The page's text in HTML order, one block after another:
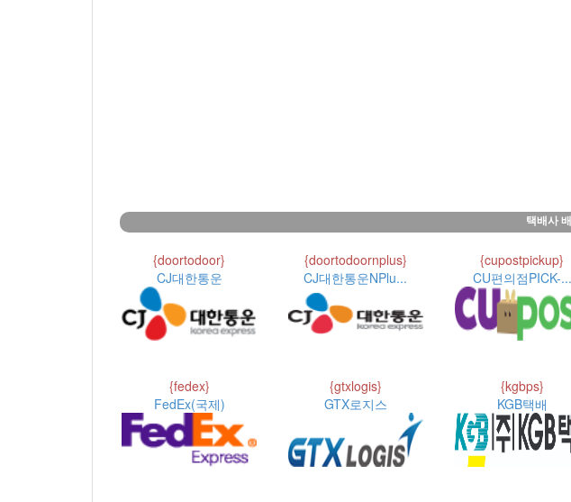
택배사
{doortodoor}
CJ대한통운
{doortodoornplus}
CJ대한통운NPlu...
{cupostpickup}
CU편의점PICK-...
{fedex}
FedEx(국제)
{gtxlogis}
GTX로지스
{kgbps}
KGB택배